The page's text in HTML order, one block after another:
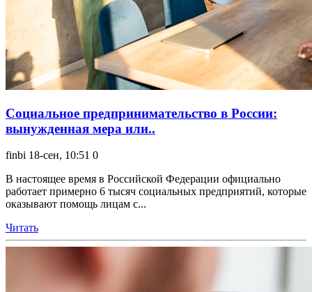
Социальное предпринимательство в России:
вынужденная мера или..
finbi 18-сен, 10:51 0
В настоящее время в Российской Федерации официально
работает примерно 6 тысяч социальных предприятий, которые
оказывают помощь лицам с...
Читать